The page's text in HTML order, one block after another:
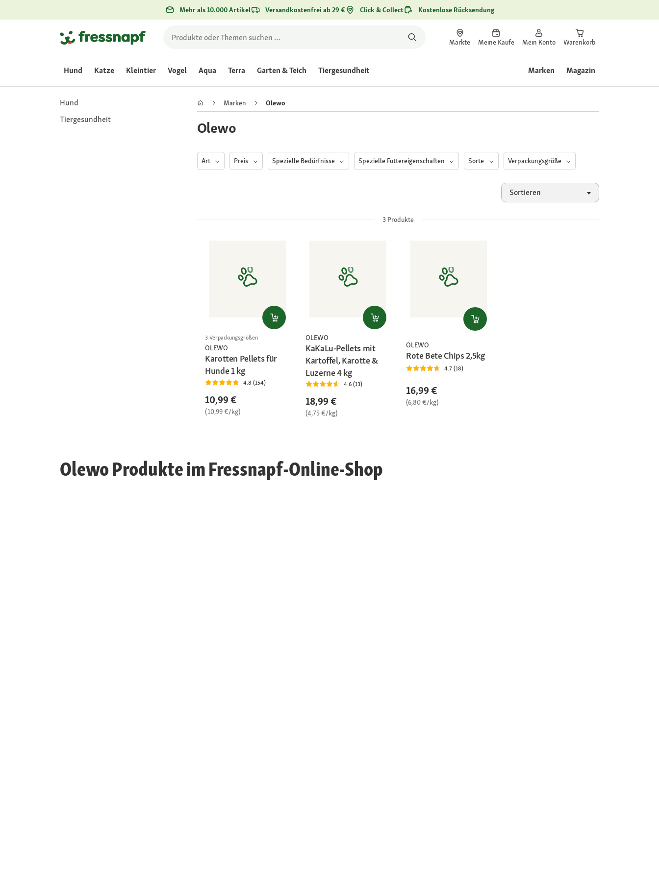
Mehr als 10.000 Artikel Versandkostenfrei ab 29 € Click & Collect Kostenlose Rücksendung
Märkte Meine Käufe Mein Konto Warenkorb
Hund Katze Kleintier Vogel Aqua Terra Garten & Teich Tiergesundheit Marken Magazin
Hund
Tiergesundheit
Marken Olewo
Olewo
Art Preis Spezielle Bedürfnisse Spezielle Futtereigenschaften Sorte Verpackungsgröße
Sortieren
3 Produkte
3 Verpackungsgrößen
OLEWO
Karotten Pellets für
Hunde 1 kg
4.8 (154)
10,99 €
(10,99 €/kg)
OLEWO
KaKaLu-Pellets mit
Kartoffel, Karotte &
Luzerne 4 kg
4.6 (13)
18,99 €
(4,75 €/kg)
OLEWO
Rote Bete Chips 2,5kg
4.7 (18)
16,99 €
(6,80 €/kg)
Olewo Produkte im Fressnapf-Online-Shop